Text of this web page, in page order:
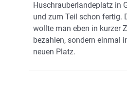
Huschrauberlandeplatz in
und zum Teil schon fertig.
wollte man eben in kurzer
bezahlen, sondern einmal
neuen Platz.